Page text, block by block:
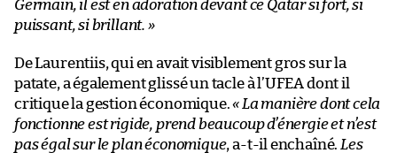
Germain, il est en adoration devant ce Qatar si fort, si
puissant, si brillant. »
De Laurentiis, qui en avait visiblement gros sur la
patate, a également glissé un tacle à l’UFEA dont il
critique la gestion économique.« La manière dont cela
fonctionne est rigide, prend beaucoup d’énergie et n’est
pas égal sur le plan économique, a-t-il enchaîné. Les